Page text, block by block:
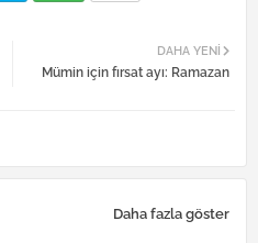
atsa
DAHA YENI
Mümin için fırsat ayı: Ramazan
Daha fazla göster